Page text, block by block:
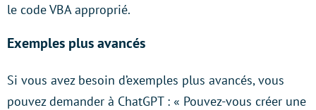
le code VBA approprié.
Exemples plus avancés
Si vous avez besoin d’exemples plus avancés, vous
pouvez demander à ChatGPT : « Pouvez-vous créer une